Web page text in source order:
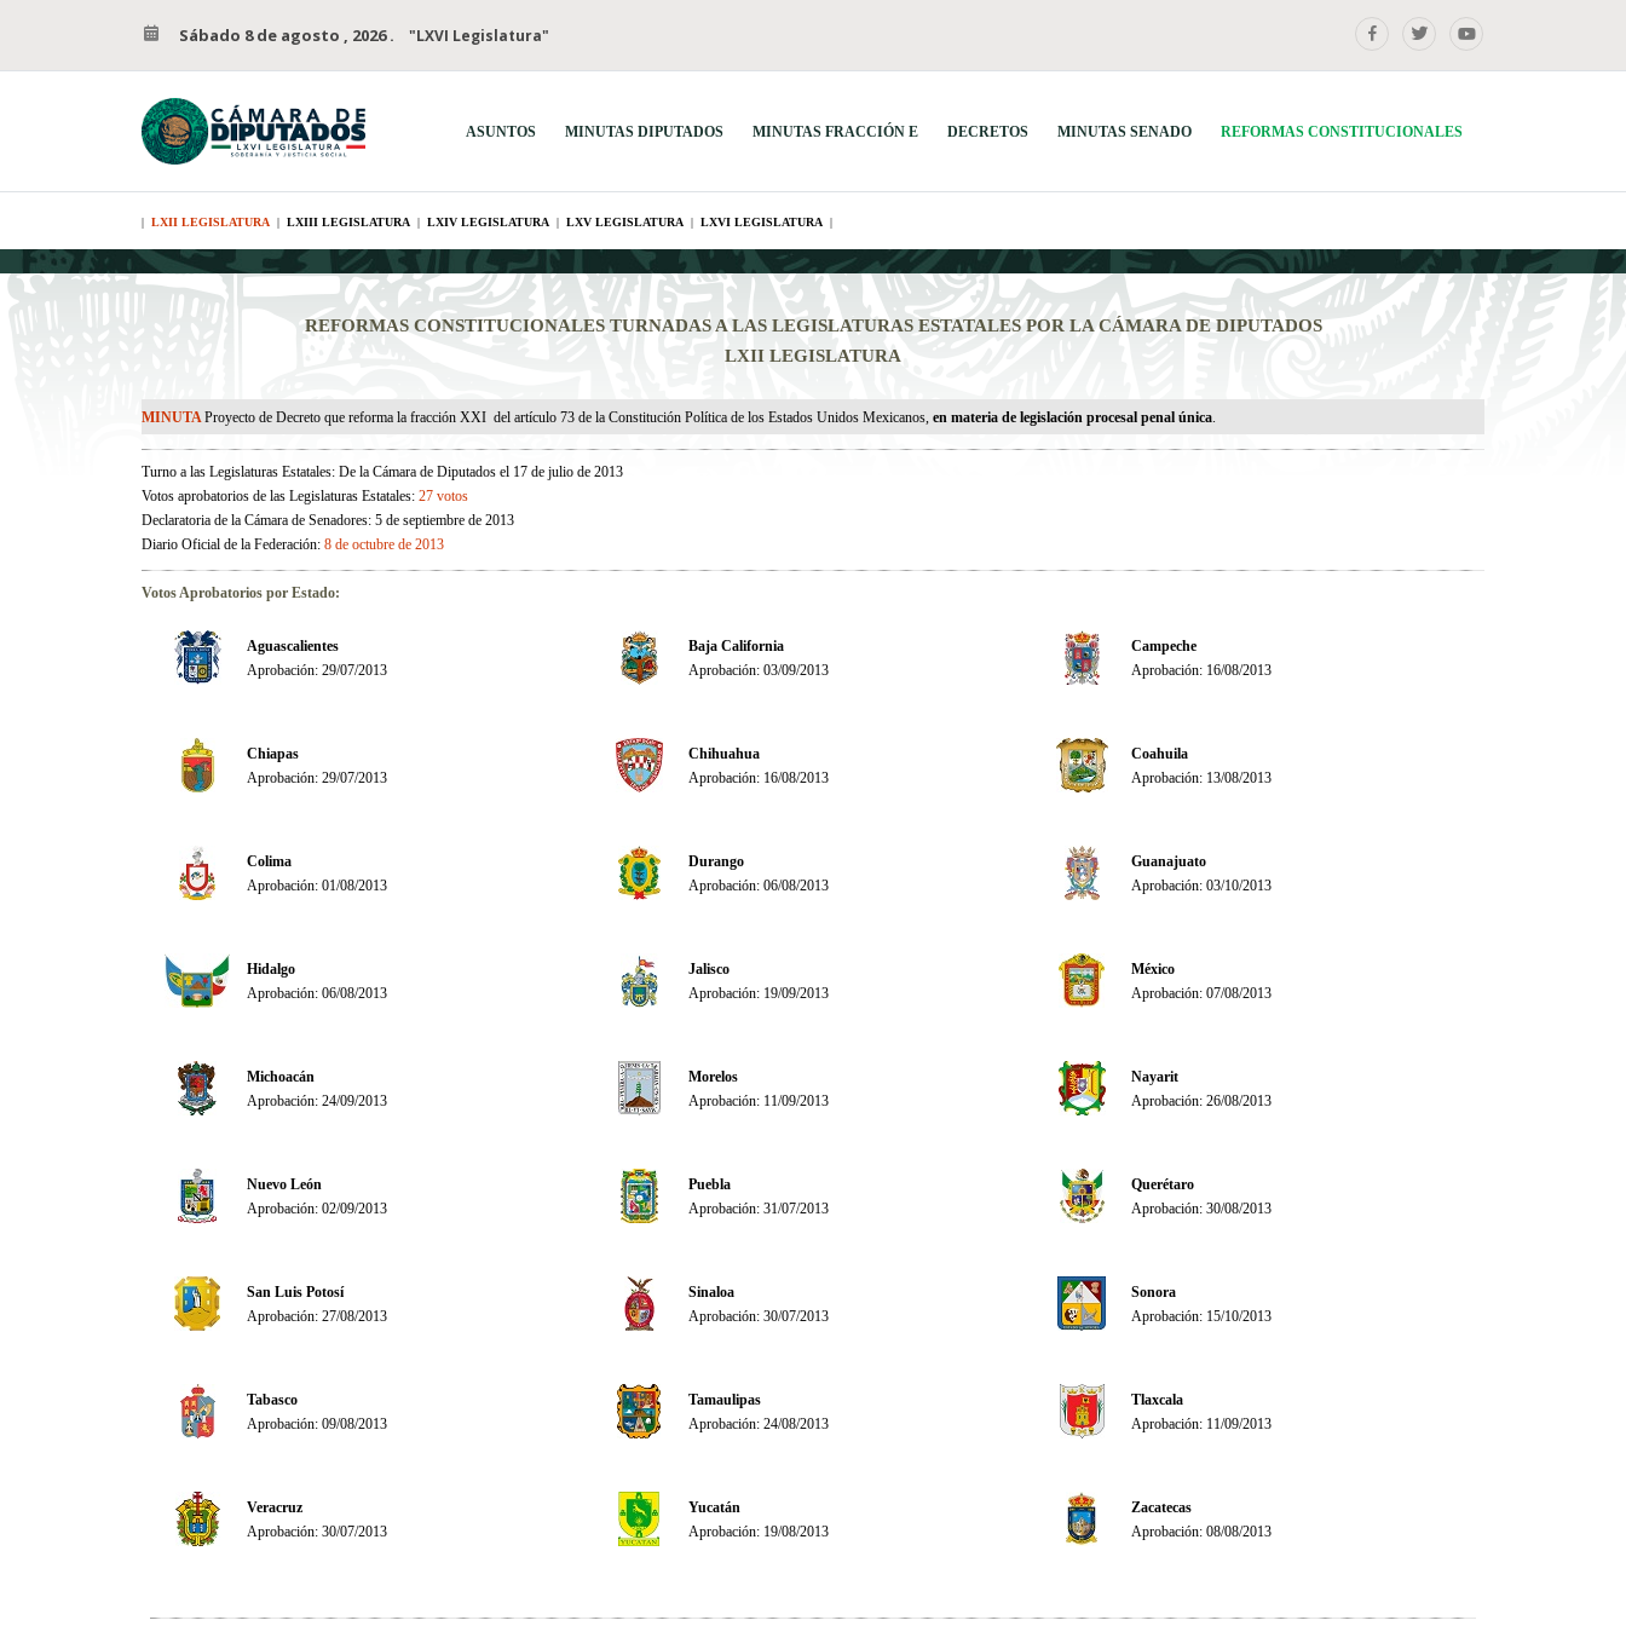
Sábado 8 de agosto , 2026. "LXVI Legislatura"
ASUNTOS MINUTAS DIPUTADOS MINUTAS FRACCIÓN E DECRETOS MINUTAS SENADO REFORMAS CONSTITUCIONALES
| LXII LEGISLATURA | LXIII LEGISLATURA | LXIV LEGISLATURA | LXV LEGISLATURA | LXVI LEGISLATURA |
REFORMAS CONSTITUCIONALES TURNADAS A LAS LEGISLATURAS ESTATALESPOR LA CÁMARA DE DIPUTADOS
LXII LEGISLATURA
MINUTAProyecto de Decreto que reforma la fracción XXI del artículo 73 de la Constitución Política de los Estados Unidos Mexicanos, en materia de legislación procesal penal única.
Turno a las Legislaturas Estatales: De la Cámara de Diputados el 17 de julio de 2013
Votos aprobatorios de las Legislaturas Estatales: 27 votos
Declaratoria de la Cámara de Senadores: 5 de septiembre de 2013
Diario Oficial de la Federación: 8 de octubre de 2013
Votos Aprobatorios por Estado:
Aguascalientes
Aprobación: 29/07/2013
Baja California
Aprobación: 03/09/2013
Campeche
Aprobación: 16/08/2013
Chiapas
Aprobación: 29/07/2013
Chihuahua
Aprobación: 16/08/2013
Coahuila
Aprobación: 13/08/2013
Colima
Aprobación: 01/08/2013
Durango
Aprobación: 06/08/2013
Guanajuato
Aprobación: 03/10/2013
Hidalgo
Aprobación: 06/08/2013
Jalisco
Aprobación: 19/09/2013
México
Aprobación: 07/08/2013
Michoacán
Aprobación: 24/09/2013
Morelos
Aprobación: 11/09/2013
Nayarit
Aprobación: 26/08/2013
Nuevo León
Aprobación: 02/09/2013
Puebla
Aprobación: 31/07/2013
Querétaro
Aprobación: 30/08/2013
San Luis Potosí
Aprobación: 27/08/2013
Sinaloa
Aprobación: 30/07/2013
Sonora
Aprobación: 15/10/2013
Tabasco
Aprobación: 09/08/2013
Tamaulipas
Aprobación: 24/08/2013
Tlaxcala
Aprobación: 11/09/2013
Veracruz
Aprobación: 30/07/2013
Yucatán
Aprobación: 19/08/2013
Zacatecas
Aprobación: 08/08/2013